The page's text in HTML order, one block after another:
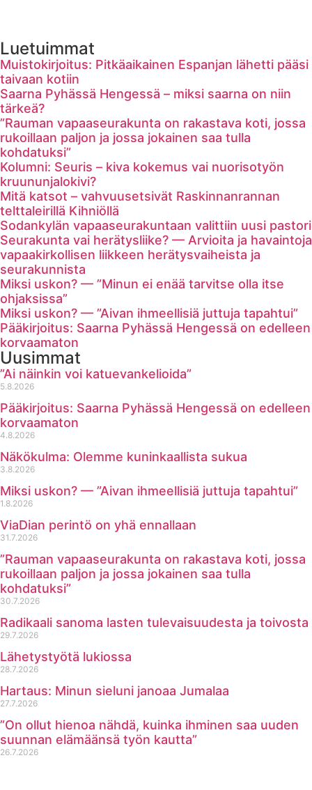
Luetuimmat
Muistokirjoitus: Pitkäaikainen Espanjan lähetti pääsi
taivaan kotiin
Saarna Pyhässä Hengessä – miksi saarna on niin
tärkeä?
”Rauman vapaaseurakunta on rakastava koti, jossa
rukoillaan paljon ja jossa jokainen saa tulla
kohdatuksi”
Kolumni: Seuris – kiva kokemus vai nuorisotyön
kruununjalokivi?
Mitä katsot – vahvuusetsivät Raskinnanrannan
telttaleirillä Kihniöllä
Sodankylän vapaaseurakuntaan valittiin uusi pastori
Seurakunta vai herätysliike? — Arvioita ja havaintoja
vapaakirkollisen liikkeen herätysvaiheista ja
seurakunnista
Miksi uskon? — ”Minun ei enää tarvitse olla itse
ohjaksissa”
Miksi uskon? — ”Aivan ihmeellisiä juttuja tapahtui”
Pääkirjoitus: Saarna Pyhässä Hengessä on edelleen
korvaamaton
Uusimmat
”Ai näinkin voi katuevankelioida”
5.8.2026
Pääkirjoitus: Saarna Pyhässä Hengessä on edelleen
korvaamaton
4.8.2026
Näkökulma: Olemme kuninkaallista sukua
3.8.2026
Miksi uskon? — ”Aivan ihmeellisiä juttuja tapahtui”
1.8.2026
ViaDian perintö on yhä ennallaan
31.7.2026
”Rauman vapaaseurakunta on rakastava koti, jossa
rukoillaan paljon ja jossa jokainen saa tulla
kohdatuksi”
30.7.2026
Radikaali sanoma lasten tulevaisuudesta ja toivosta
29.7.2026
Lähetystyötä lukiossa
28.7.2026
Hartaus: Minun sieluni janoaa Jumalaa
27.7.2026
”On ollut hienoa nähdä, kuinka ihminen saa uuden
suunnan elämäänsä työn kautta”
26.7.2026